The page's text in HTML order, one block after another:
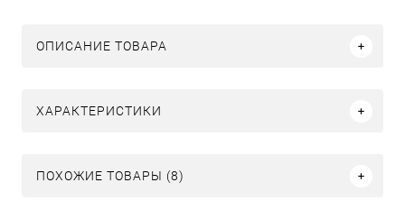
ОПИСАНИЕ ТОВАРА
ХАРАКТЕРИСТИКИ
ПОХОЖИЕ ТОВАРЫ (8)